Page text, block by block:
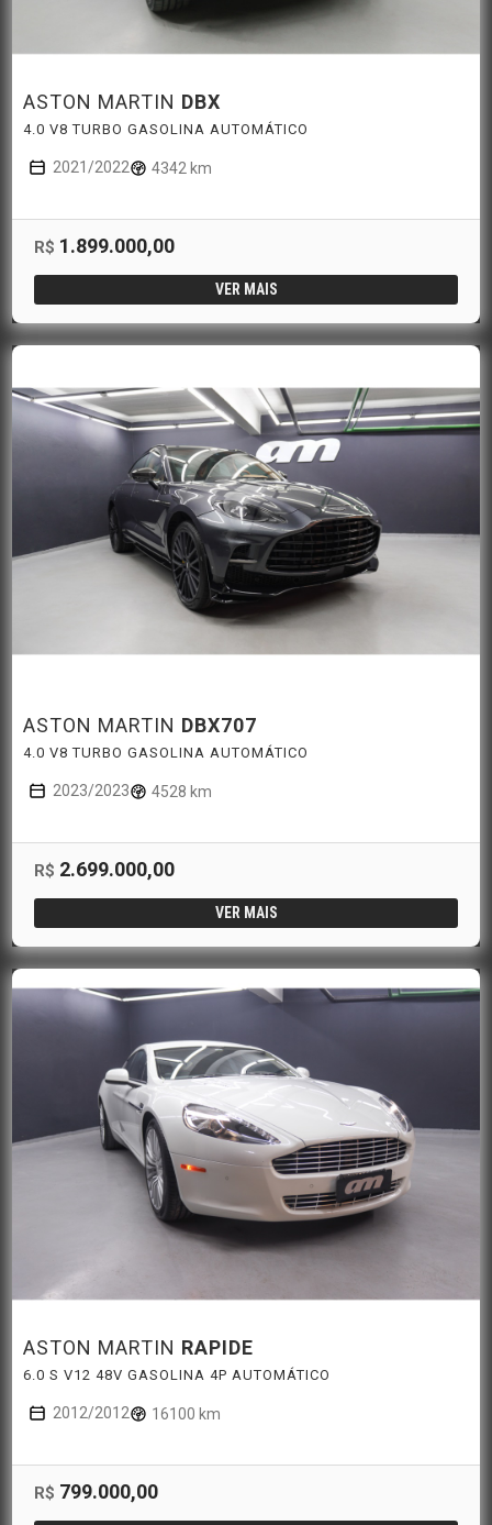
ASTON MARTIN DBX
4.0 V8 TURBO GASOLINA AUTOMÁTICO
2021/2022 4342 km
R$ 1.899.000,00
VER MAIS
ASTON MARTIN DBX707
4.0 V8 TURBO GASOLINA AUTOMÁTICO
2023/2023 4528 km
R$ 2.699.000,00
VER MAIS
ASTON MARTIN RAPIDE
6.0 S V12 48V GASOLINA 4P AUTOMÁTICO
2012/2012 16100 km
R$ 799.000,00